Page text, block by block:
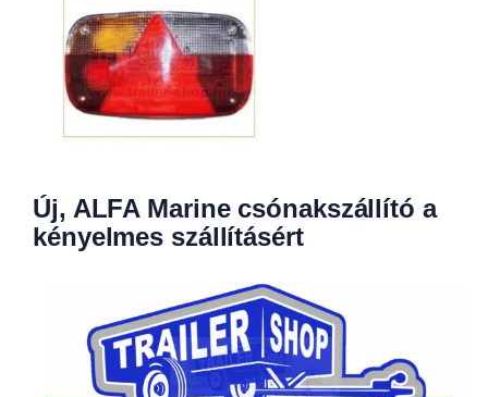
Új, ALFA Marine csónakszállító a
kényelmes szállításért